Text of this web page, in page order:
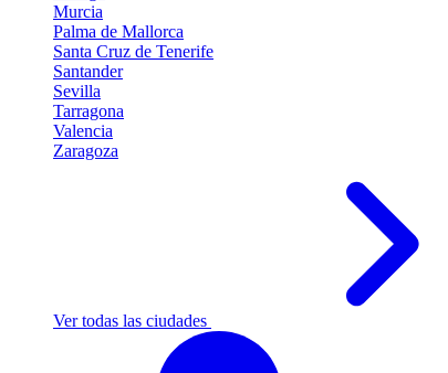
Murcia
Palma de Mallorca
Santa Cruz de Tenerife
Santander
Sevilla
Tarragona
Valencia
Zaragoza
Ver todas las ciudades